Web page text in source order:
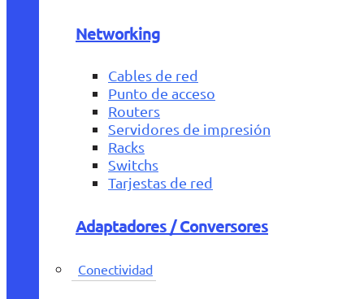
Networking
Cables de red
Punto de acceso
Routers
Servidores de impresión
Racks
Switchs
Tarjestas de red
Adaptadores / Conversores
Conectividad